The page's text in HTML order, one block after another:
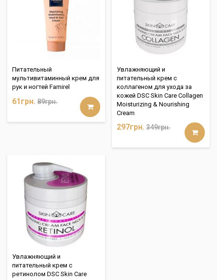
Питательный
мультивитаминный крем для
рук и ногтей Famirel
61грн. 89грн.
Увлажняющий и
питательный крем с
коллагеном для ухода за
кожей DSC Skin Care Collagen
Moisturizing & Nourishing
Cream
297грн. 349грн.
Увлажняющий и
питательный крем с
ретинолом DSC Skin Care